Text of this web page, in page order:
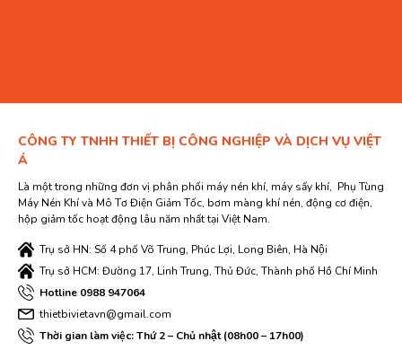
CÔNG TY TNHH THIẾT BỊ CÔNG NGHIỆP VÀ DỊCH VỤ VIỆT
Á
Là một trong những đơn vị phân phối máy nén khí, máy sấy khí, Phụ Tùng
Máy Nén Khí và Mô Tơ Điện Giảm Tốc, bơm màng khí nén, động cơ điện,
hộp giảm tốc hoạt động lâu năm nhất tại Việt Nam.
Trụ sở HN: Số 4 phố Võ Trung, Phúc Lợi, Long Biên, Hà Nội
Trụ sở HCM: Đường 17, Linh Trung, Thủ Đức, Thành phố Hồ Chí Minh
Hotline 0988 947064
thietbivietavn@gmail.com
Thời gian làm việc: Thứ 2 – Chủ nhật (08h00 – 17h00)